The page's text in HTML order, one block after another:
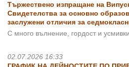
Тържествено изпращане на
Свидетелства за основно
заслужени отличия за
С много вълнение, гордост и
02.07.2026 16:33